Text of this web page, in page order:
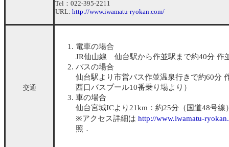
Tel：022-395-2211
URL: http://www.iwamatu-ryokan.com/
交通
電車の場合
JR仙山線 仙台駅から作並駅まで約40分 作
バスの場合
仙台駅より市営バス作並温泉行きで約60分
西口バスプール10番乗り場より）
車の場合
仙台宮城ICより21km：約25分（国道48号線
※アクセス詳細は http://www.iwamatu-
照．